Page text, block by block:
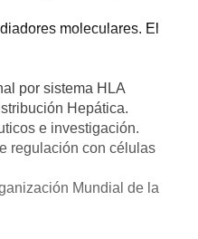
moleculares. El
por sistema HLA
Hepática.
e investigación.
regulación con células
Mundial de la